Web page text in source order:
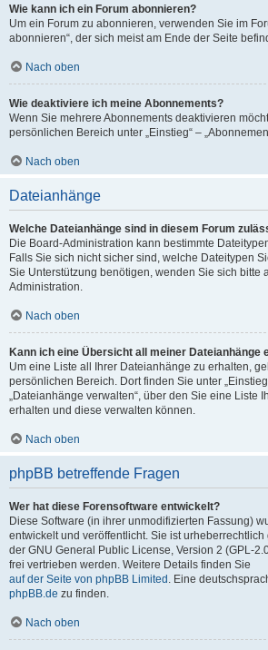
Wie kann ich ein Forum abonnieren?
Um ein Forum zu abonnieren, verwenden Sie im
abonnieren“, der sich meist am Ende der Seite
Nach oben
Wie deaktiviere ich meine Abonnements?
Wenn Sie mehrere Abonnements deaktivieren
persönlichen Bereich unter „Einstieg“ –
Nach oben
Dateianhänge
Welche Dateianhänge sind in diesem Forum
Die Board-Administration kann bestimmte
Falls Sie sich nicht sicher sind, welche Dateitypen
Sie Unterstützung benötigen, wenden Sie sich bitte
Administration.
Nach oben
Kann ich eine Übersicht all meiner Dateianhänge
Um eine Liste all Ihrer Dateianhänge zu erhalten,
persönlichen Bereich. Dort finden Sie unter
„Dateianhänge verwalten“, über den Sie eine Liste
erhalten und diese verwalten können.
Nach oben
phpBB betreffende Fragen
Wer hat diese Forensoftware entwickelt?
Diese Software (in ihrer unmodifizierten Fassung)
entwickelt und veröffentlicht. Sie ist
der GNU General Public License, Version 2 (GPL-
frei vertrieben werden. Weitere Details finden Sie
auf der Seite von phpBB Limited . Eine
phpBB.de zu finden.
Nach oben